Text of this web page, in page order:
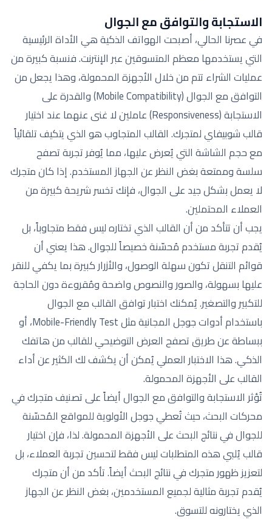
الاستجابة والتوافق مع الجوال
في عصرنا الحالي، أصبحت الهواتف الذكية هي الأداة الرئيسية
التي يستخدمها معظم المتسوقين عبر الإنترنت. فنسبة كبيرة من
عمليات الشراء تتم من خلال الأجهزة المحمولة، وهذا يجعل من
التوافق مع الجوال (Mobile Compatibility) والقدرة على
الاستجابة (Responsiveness) عاملين لا غنى عنهما عند اختيار
قالب شوبيفاي لمتجرك. القالب المتجاوب هو الذي يتكيف تلقائياً
مع حجم الشاشة التي يُعرض عليها، مما يُوفر تجربة تصفح
سلسة وممتعة بغض النظر عن الجهاز المستخدم. إذا كان متجرك
لا يعمل بشكل جيد على الجوال، فإنك تخسر شريحة كبيرة من
العملاء المحتملين.
يجب أن تتأكد من أن القالب الذي تختاره ليس فقط متجاوباً، بل
يُقدم تجربة مستخدم مُحسّنة خصيصاً للجوال. هذا يعني أن
قوائم التنقل تكون سهلة الوصول، والأزرار كبيرة بما يكفي للنقر
عليها بسهولة، والصور والنصوص واضحة ومُقروءة دون الحاجة
للتكبير والتصغير. يُمكنك اختبار توافق القالب مع الجوال
باستخدام أدوات جوجل المجانية مثل Mobile-Friendly Test، أو
ببساطة عن طريق تصفح العرض التوضيحي للقالب من هاتفك
الذكي. هذا الاختبار العملي يُمكن أن يكشف لك الكثير عن أداء
القالب على الأجهزة المحمولة.
تُؤثر الاستجابة والتوافق مع الجوال أيضاً على تصنيف متجرك في
محركات البحث، حيث تُعطي جوجل الأولوية للمواقع المُحسّنة
للجوال في نتائج البحث على الأجهزة المحمولة. لذا، فإن اختيار
قالب يُلبي هذه المتطلبات ليس فقط لتحسين تجربة العملاء، بل
لتعزيز ظهور متجرك في نتائج البحث أيضاً. تأكد من أن متجرك
يُقدم تجربة مثالية لجميع المستخدمين، بغض النظر عن الجهاز
الذي يختارونه للتسوق.